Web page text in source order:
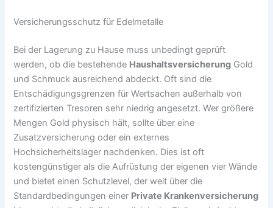
Versicherungsschutz für Edelmetalle
Bei der Lagerung zu Hause muss unbedingt geprüft
werden, ob die bestehende Haushaltsversicherung Gold
und Schmuck ausreichend abdeckt. Oft sind die
Entschädigungsgrenzen für Wertsachen außerhalb von
zertifizierten Tresoren sehr niedrig angesetzt. Wer größere
Mengen Gold physisch hält, sollte über eine
Zusatzversicherung oder ein externes
Hochsicherheitslager nachdenken. Dies ist oft
kostengünstiger als die Aufrüstung der eigenen vier Wände
und bietet einen Schutzlevel, der weit über die
Standardbedingungen einer Private Krankenversicherung